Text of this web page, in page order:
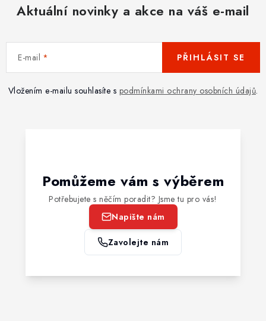
Aktuální novinky a akce na váš e-mail
E-mail
Vložením e-mailu souhlasíte s podmínkami ochrany osobních údajů.
PŘIHLÁSIT SE
Pomůžeme vám s výběrem
Potřebujete s něčím poradit? Jsme tu pro vás!
Napište nám
Zavolejte nám